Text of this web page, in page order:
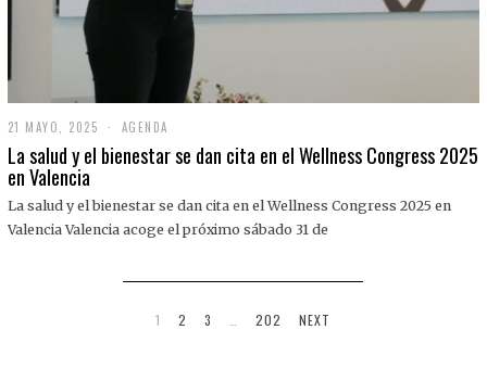
21 MAYO, 2025
1
M
O
,
AGENDA
La salud y el bienestar se dan cita en el Wellness Congress 2025
en Valencia
La salud y el bienestar se dan cita en el Wellness Congress 2025 en
Valencia Valencia acoge el próximo sábado 31 de
1 2 3 202 NEXT